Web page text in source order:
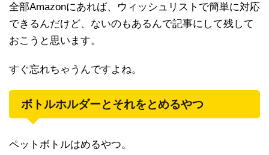
全部Amazonにあれば、ウィッシュリストで簡単に対応
できるんだけど、ないのもあるんで記事にして残して
おこうと思います。
すぐ忘れちゃうんですよね。
ボトルホルダーとそれをとめるやつ
ペットボトルはめるやつ。